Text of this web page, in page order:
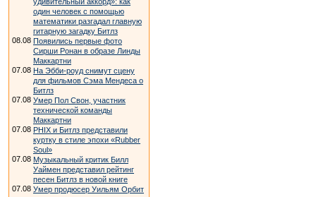
один человек с помощью
математики разгадал главную
гитарную загадку Битлз
08.08 Появились первые фото
Сирши Ронан в образе Линды
Маккартни
07.08 На Эбби-роуд снимут сцену
для фильмов Сэма Мендеса о
Битлз
07.08 Умер Пол Свон, участник
технической команды
Маккартни
07.08 PHIX и Битлз представили
куртку в стиле эпохи «Rubber
Soul»
07.08 Музыкальный критик Билл
Уаймен представил рейтинг
песен Битлз в новой книге
07.08 Умер продюсер Уильям Орбит